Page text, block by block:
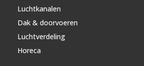
Luchtkanalen
Dak & doorvoeren
Luchtverdeling
Horeca